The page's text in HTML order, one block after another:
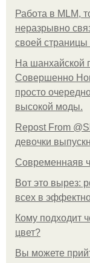
Работа в MLM,
неразрывно
своей страницы
На шанхайской
Совершенно
просто
высокой моды.
Repost From
девочки
Современнаяв
Вот это вырез:
всех в
Кому подходит
цвет?
Вы можете